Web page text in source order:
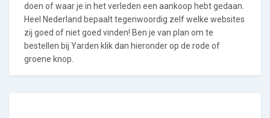
doen of waar je in het verleden een aankoop hebt gedaan.
Heel Nederland bepaalt tegenwoordig zelf welke websites
zij goed of niet goed vinden! Ben je van plan om te
bestellen bij Yarden klik dan hieronder op de rode of
groene knop.